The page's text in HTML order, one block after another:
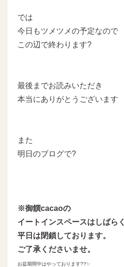
では
今日もツメツメの予定なので
この辺で終わります?
最後までお読みいただき
本当にありがとうございます
また
明日のブログで?
※御饌cacaoの
イートインスペースはしばらく
平日は閉鎖しております。
ご了承くださいませ。
お盆期間中はやっております??✨